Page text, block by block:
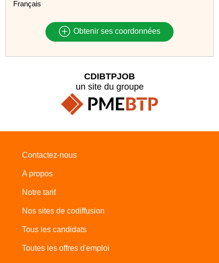
Français
Obtenir ses coordonnées
CDIBTPJOB
un site du groupe
Contactez-nous
A propos
Notre tarif
Nos sites de codiffusion
Tous les candidats
Toutes les offres d'emploi